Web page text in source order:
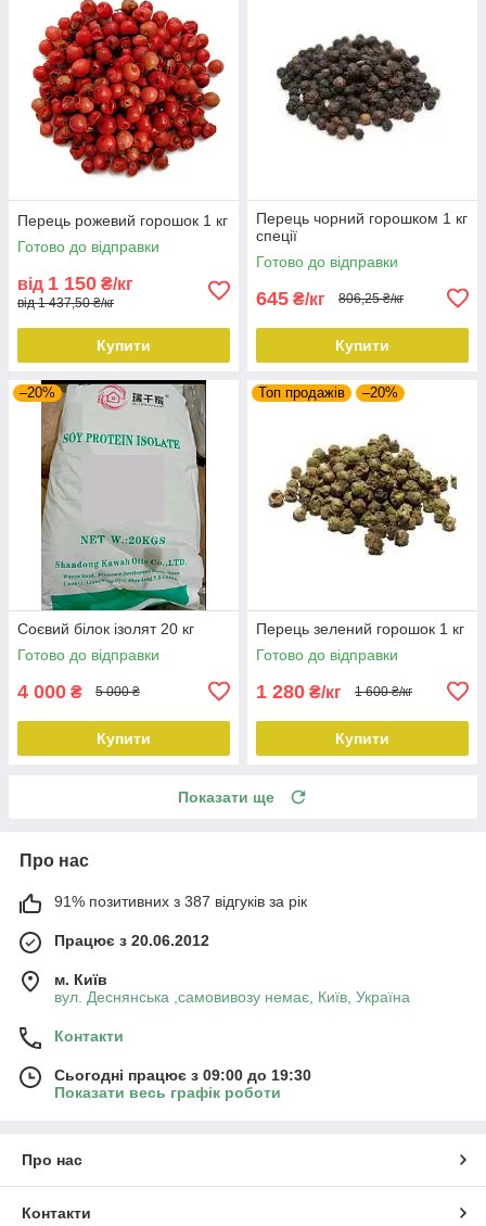
Перець рожевий горошок 1 кг
Готово до відправки
від 1 150 ₴/кг
від 1 437,50 ₴/кг
Купити
Перець чорний горошком 1 кг
спеції
Готово до відправки
645 ₴/кг 806,25 ₴/кг
Купити
–20%
Соєвий білок ізолят 20 кг
Готово до відправки
4 000 ₴ 5 000 ₴
Купити
Топ продажів –20%
Перець зелений горошок 1 кг
Готово до відправки
1 280 ₴/кг 1 600 ₴/кг
Купити
Показати ще
Про нас
91% позитивних з 387 відгуків за рік
Працює з 20.06.2012
м. Київ
вул. Деснянська ,самовивозу немає, Київ, Україна
Контакти
Сьогодні працює з 09:00 до 19:30
Показати весь графік роботи
Про нас
Контакти